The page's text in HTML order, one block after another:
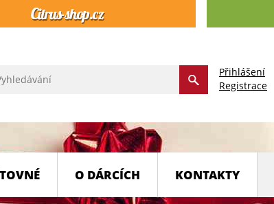
Přihlášení
Registrace
O DÁRCÍCH KONTAKTY